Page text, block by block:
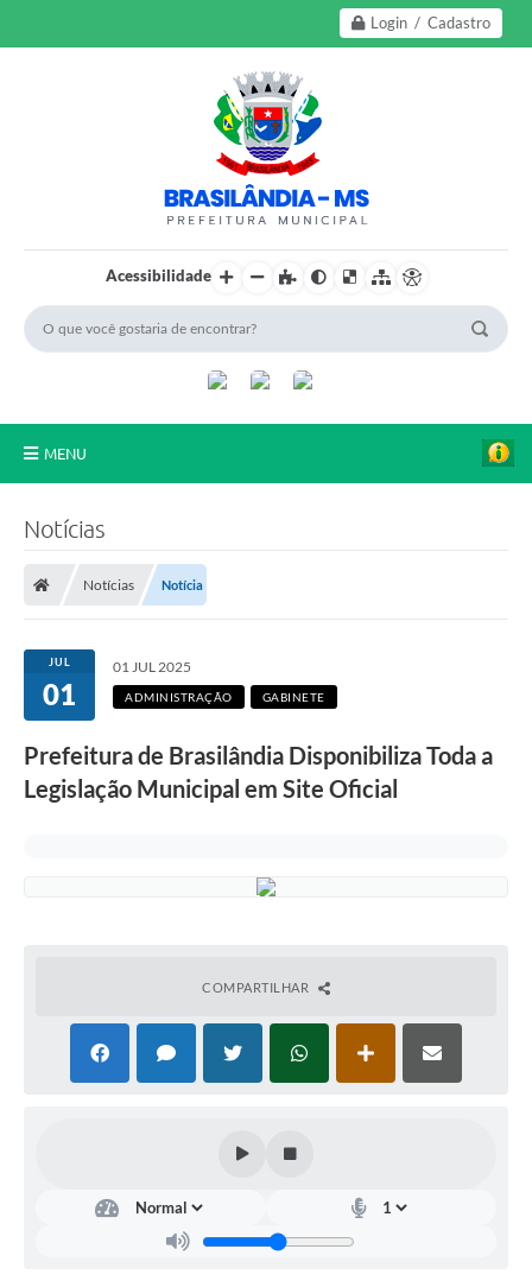
Login / Cadastro
Acessibilidade
MENU
Transparência
Câmara Municipal
e-SIC
Portal da Privacidade
PNAB (Política Nacional Aldir Blanc)
Notícias
Notícias Notícia
JUL
01
01 JUL 2025
ADMINISTRAÇÃO GABINETE
Prefeitura de Brasilândia Disponibiliza Toda a
Legislação Municipal em Site Oficial
COMPARTILHAR